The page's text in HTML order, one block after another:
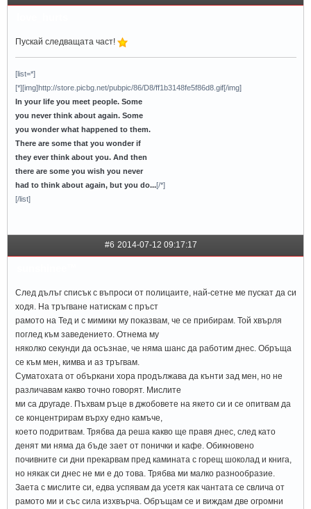
Пускай следващата част!
[list=*]
[*][img]http://store.picbg.net/pubpic/86/D8/ff1b3148fe5f86d8.gif[/img]
In your life you meet people. Some
you never think about again. Some
you wonder what happened to them.
There are some that you wonder if
they ever think about you. And then
there are some you wish you never
had to think about again, but you do...[/*]
[/list]
#6 2014-07-12 09:17:17
След дълъг списък с въпроси от полицаите, най-сетне ме пускат да си
ходя. На тръгване натискам с пръст
рамото на Тед и с мимики му показвам, че се прибирам. Той хвърля
поглед към заведението. Отнема му
няколко секунди да осъзнае, че няма шанс да работим днес. Обръща
се към мен, кимва и аз тръгвам.
Суматохата от объркани хора продължава да кънти зад мен, но не
различавам какво точно говорят. Мислите
ми са другаде. Пъхвам ръце в джобовете на якето си и се опитвам да
се концентрирам върху едно камъче,
което подритвам. Трябва да реша какво ще правя днес, след като
денят ми няма да бъде зает от понички и кафе. Обикновено
почивните си дни прекарвам пред камината с горещ шоколад и книга,
но някак си днес не ми е до това. Трябва ми малко разнообразие.
Заета с мислите си, едва успявам да усетя как чантата се свлича от
рамото ми и със сила изхвърча. Обръщам се и виждам две огромни